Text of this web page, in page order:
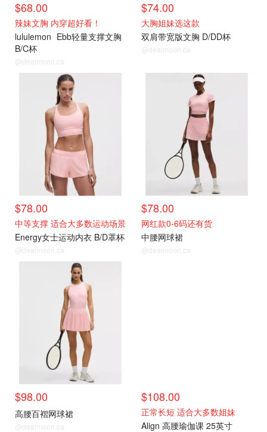
$68.00
辣妹文胸 内穿超好看！
lululemon Ebb轻量支撑文胸
B/C杯
@dealmoon.ca
$74.00
大胸姐妹选这款
双肩带宽版文胸 D/DD杯
@dealmoon.ca
$78.00
中等支撑 适合大多数运动场景
Energy女士运动内衣 B/D罩杯
@dealmoon.ca
$78.00
网红款0-6码还有货
中腰网球裙
@dealmoon.ca
$98.00
高腰百褶网球裙
@dealmoon.ca
$108.00
正常长短 适合大多数姐妹
Align 高腰瑜伽课 25英寸